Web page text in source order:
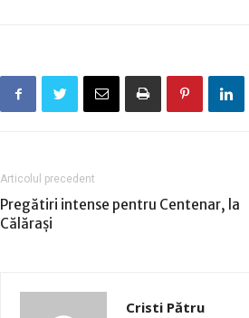
Articolul precedent
Pregătiri intense pentru Centenar, la
Călărași
Cristi Pătru